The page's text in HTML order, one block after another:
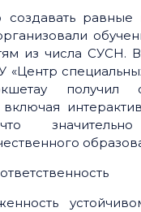
равные
из числа СУСН.
«Центр
получил